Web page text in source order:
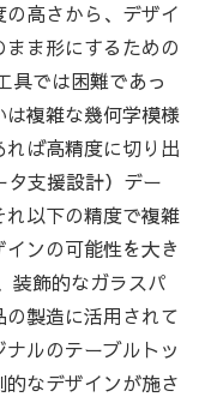
高さから、デザイ
ま形にするための
具では困難であっ
複雑な幾何学模様
ば高精度に切り出
タ支援設計）デー
以下の精度で複雑
ンの可能性を大き
装飾的なガラスパ
製造に活用されて
ルのテーブルトッ
なデザインが施さ